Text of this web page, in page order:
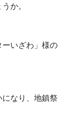
か。
いざわ」様の
なり、地鎮祭